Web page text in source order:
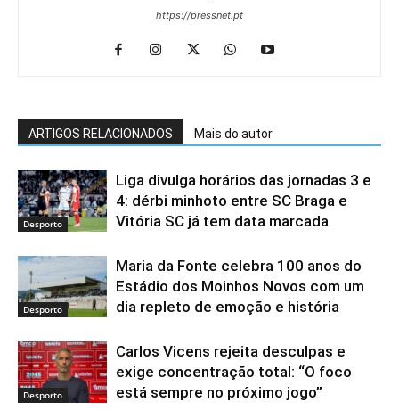
https://pressnet.pt
ARTIGOS RELACIONADOS Mais do autor
Desporto
Liga divulga horários das jornadas 3 e
4: dérbi minhoto entre SC Braga e
Vitória SC já tem data marcada
Desporto
Maria da Fonte celebra 100 anos do
Estádio dos Moinhos Novos com um
dia repleto de emoção e história
Desporto
Carlos Vicens rejeita desculpas e
exige concentração total: “O foco
está sempre no próximo jogo”